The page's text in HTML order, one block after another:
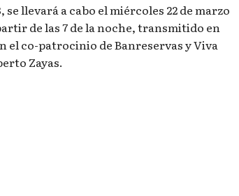
se llevará a cabo el miércoles 22 de marzo
de las 7 de la noche, transmitido en
el co-patrocinio de Banreservas y Viva
Zayas.